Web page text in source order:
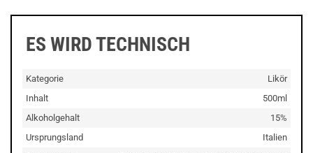
ES WIRD TECHNISCH
Kategorie
Likör
Inhalt
500ml
Alkoholgehalt
15%
Ursprungsland
Italien